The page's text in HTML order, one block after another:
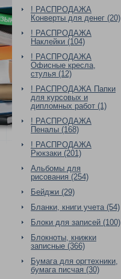
! РАСПРОДАЖА
Конверты для денег (20)
! РАСПРОДАЖА
Наклейки (104)
! РАСПРОДАЖА
Офисные кресла,
стулья (12)
! РАСПРОДАЖА Папки
для курсовых и
дипломных работ (1)
! РАСПРОДАЖА
Пеналы (168)
! РАСПРОДАЖА
Рюкзаки (201)
Альбомы для
рисования (254)
Бейджи (29)
Бланки, книги учета (54)
Блоки для записей (100)
Блокноты, книжки
записные (366)
Бумага для оргтехники,
бумага писчая (30)